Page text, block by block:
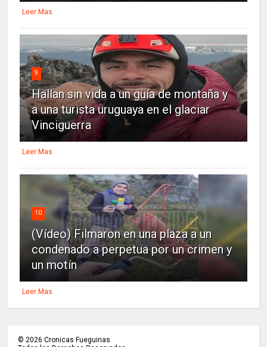
Leer Mas
9
Hallan sin vida a un guía de montaña y
a una turista uruguaya en el glaciar
Vinciguerra
Leer Mas
10
(Vídeo) Filmaron en una plaza a un
condenado a perpetua por un crimen y
un motín
Leer Mas
© 2026 Cronicas Fueguinas